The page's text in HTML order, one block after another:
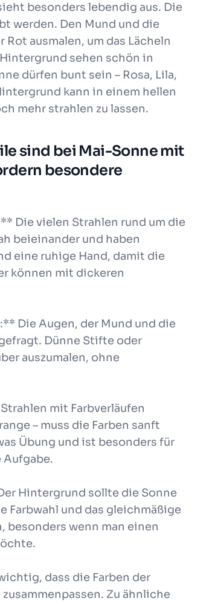
besonders lebendig aus. Die
werden. Den Mund und die
ausmalen, um das Lächeln
sehen schön in
dürfen bunt sein – Rosa, Lila,
kann in einem hellen
mehr strahlen zu lassen.
sind bei Mai-Sonne mit
besondere
Die vielen Strahlen rund um die
beieinander und haben
eine ruhige Hand, damit die
können mit dickeren
Die Augen, der Mund und die
Dünne Stifte oder
auszumalen, ohne
mit Farbverläufen
– muss die Farben sanft
Übung und ist besonders für
Aufgabe.
Hintergrund sollte die Sonne
Farbwahl und das gleichmäßige
besonders wenn man einen
dass die Farben der
Zu ähnliche